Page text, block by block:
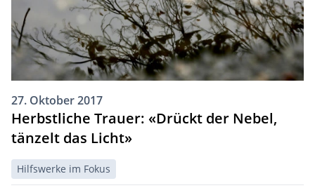
27. Oktober 2017
Herbstliche Trauer: «Drückt der Nebel,
tänzelt das Licht»
Hilfswerke im Fokus